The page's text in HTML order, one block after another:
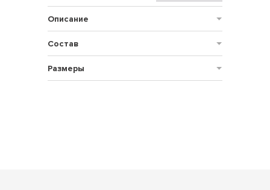
Описание
Состав
Размеры